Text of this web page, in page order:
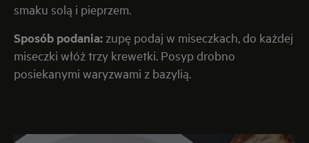
smaku solą i pieprzem.
Sposób podania: zupę podaj w miseczkach, do każdej
miseczki włóż trzy krewetki. Posyp drobno
posiekanymi waryzwami z bazylią.